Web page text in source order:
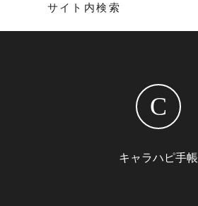
サイト内検索
C
キャラハピ手帳